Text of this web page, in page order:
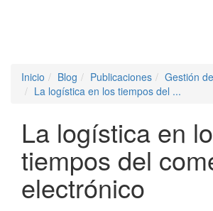
Inicio Blog Publicaciones
Gestión
La logística en los tiempos del ...
La logística en
tiempos del
electrónico